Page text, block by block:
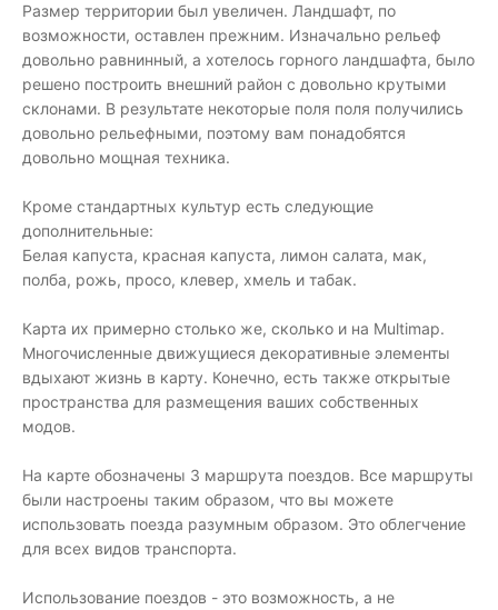
Размер территории был увеличен. Ландшафт, по
возможности, оставлен прежним. Изначально рельеф
довольно равнинный, а хотелось горного ландшафта, было
решено построить внешний район с довольно крутыми
склонами. В результате некоторые поля поля получились
довольно рельефными, поэтому вам понадобятся
довольно мощная техника.
Кроме стандартных культур есть следующие
дополнительные:
Белая капуста, красная капуста, лимон салата, мак,
полба, рожь, просо, клевер, хмель и табак.
Карта их примерно столько же, сколько и на Multimap.
Многочисленные движущиеся декоративные элементы
вдыхают жизнь в карту. Конечно, есть также открытые
пространства для размещения ваших собственных
модов.
На карте обозначены 3 маршрута поездов. Все маршруты
были настроены таким образом, что вы можете
использовать поезда разумным образом. Это облегчение
для всех видов транспорта.
Использование поездов - это возможность, а не